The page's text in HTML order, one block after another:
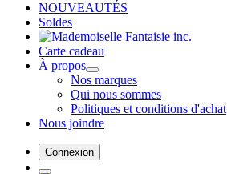
NOUVEAUTÉS
Soldes
Carte cadeau
À propos
Nos marques
Qui nous sommes
Politiques et conditions d'achat
Nous joindre
Connexion